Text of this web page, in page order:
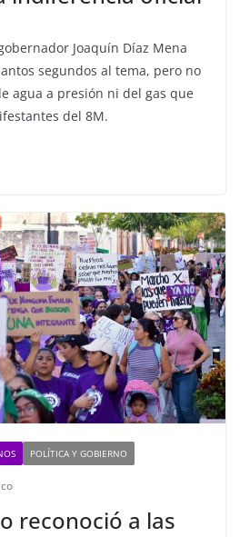
Joaquín Díaz Mena
segundos al tema, pero no
agua a presión ni del gas que
del 8M.
POLÍTICA Y GOBIERNO
reconoció a las